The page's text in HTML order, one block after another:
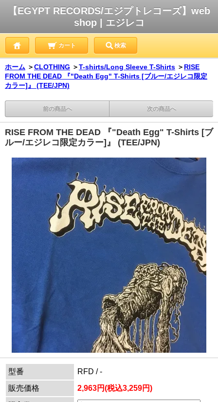
【EGYPT RECORDS/エジプトレコーズ】web
shop | エジレコ
カート 検索
ホーム ＞CLOTHING ＞T-shirts/Long Sleeve T-Shirts ＞ RISE
FROM THE DEAD 『"Death Egg" T-Shirts [ブルー/エジレコ限定
カラー]』 (TEE/JPN)
前の商品へ 次の商品へ
RISE FROM THE DEAD 『"Death Egg" T-Shirts [ブ
ルー/エジレコ限定カラー]』 (TEE/JPN)
型番
RFD / -
販売価格
2,963円(税込3,259円)